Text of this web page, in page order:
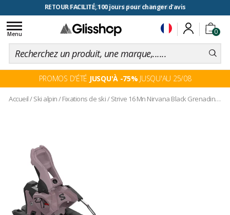
RETOUR FACILITÉ, 100 jours pour changer d'avis
0
Toggle
navigation
Menu
PROMOS D'ÉTÉ JUSQU'À -75% JUSQU'AU 25/08
Accueil/Ski alpin/Fixations de ski/Strive 16 Mn Nirvana Black Grenadine C100